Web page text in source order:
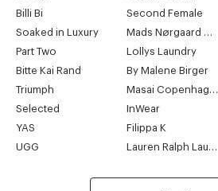
Billi Bi
Second Female
Soaked in Luxury
Mads Nørgaard Copenhagen
Part Two
Lollys Laundry
Bitte Kai Rand
By Malene Birger
Triumph
Masai Copenhagen
Selected
InWear
YAS
Filippa K
UGG
Lauren Ralph Lauren